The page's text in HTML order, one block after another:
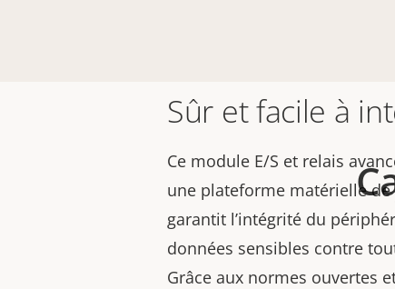
Sûr et facile à
Ce module E/S et relais
une plateforme matérielle de
garantit l’intégrité du
données sensibles contre
Grâce aux normes ouvertes